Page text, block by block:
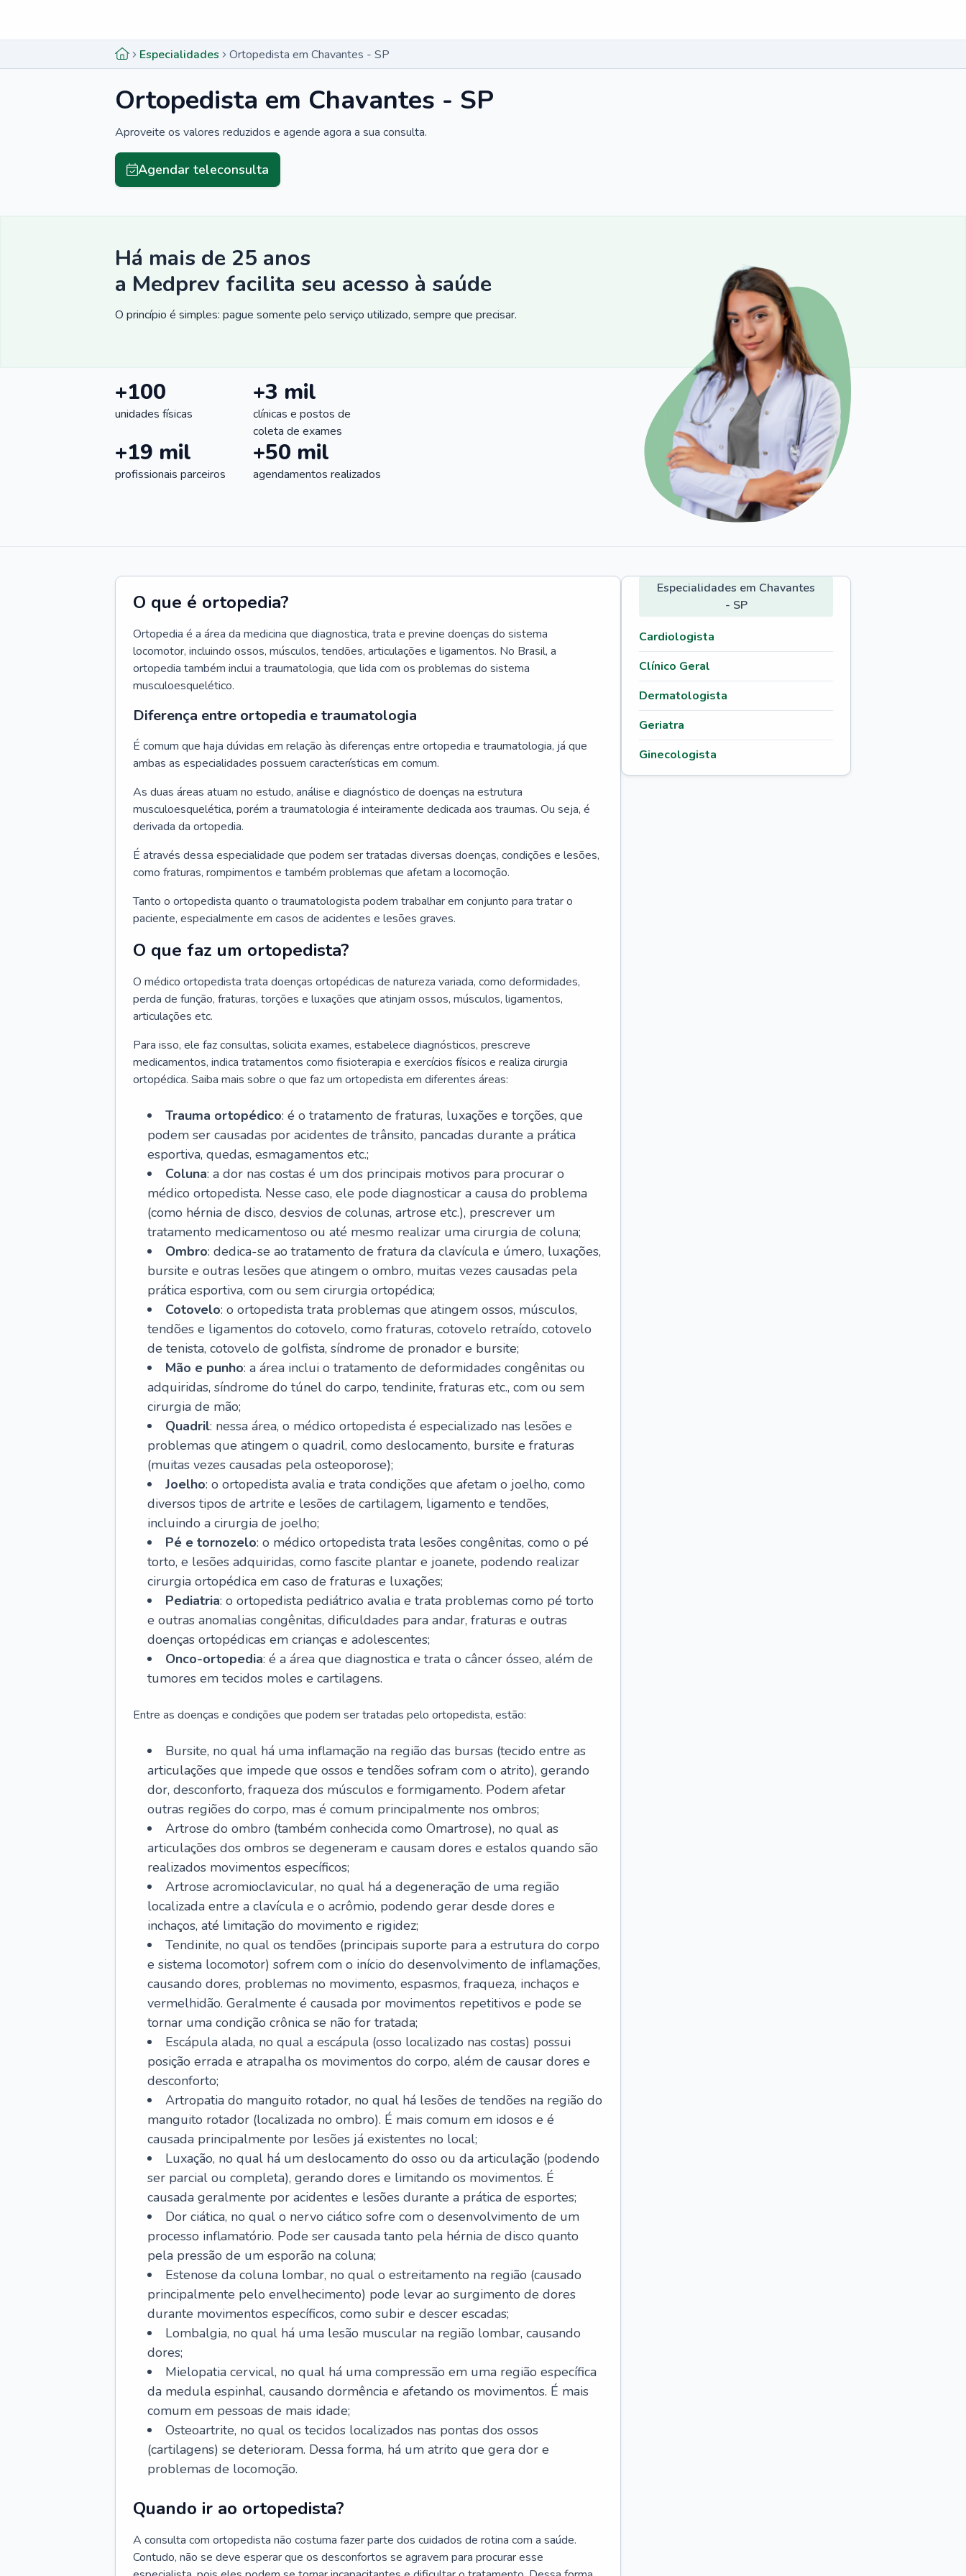
Especialidades Ortopedista em Chavantes - SP
Ortopedista em Chavantes - SP
Aproveite os valores reduzidos e agende agora a sua consulta.
Agendar teleconsulta
Há mais de 25 anos
a Medprev facilita seu acesso à saúde
O princípio é simples: pague somente pelo serviço utilizado, sempre que precisar.
+100
unidades físicas
+3 mil
clínicas e postos de
coleta de exames
+19 mil
profissionais parceiros
+50 mil
agendamentos realizados
O que é ortopedia?
Ortopedia é a área da medicina que diagnostica, trata e previne doenças do sistema
locomotor, incluindo ossos, músculos, tendões, articulações e ligamentos. No Brasil, a
ortopedia também inclui a traumatologia, que lida com os problemas do sistema
musculoesquelético.
Diferença entre ortopedia e traumatologia
É comum que haja dúvidas em relação às diferenças entre ortopedia e traumatologia, já que
ambas as especialidades possuem características em comum.
As duas áreas atuam no estudo, análise e diagnóstico de doenças na estrutura
musculoesquelética, porém a traumatologia é inteiramente dedicada aos traumas. Ou seja, é
derivada da ortopedia.
É através dessa especialidade que podem ser tratadas diversas doenças, condições e lesões,
como fraturas, rompimentos e também problemas que afetam a locomoção.
Tanto o ortopedista quanto o traumatologista podem trabalhar em conjunto para tratar o
paciente, especialmente em casos de acidentes e lesões graves.
O que faz um ortopedista?
O médico ortopedista trata doenças ortopédicas de natureza variada, como deformidades,
perda de função, fraturas, torções e luxações que atinjam ossos, músculos, ligamentos,
articulações etc.
Para isso, ele faz consultas, solicita exames, estabelece diagnósticos, prescreve
medicamentos, indica tratamentos como fisioterapia e exercícios físicos e realiza cirurgia
ortopédica. Saiba mais sobre o que faz um ortopedista em diferentes áreas:
Trauma ortopédico: é o tratamento de fraturas, luxações e torções, que
podem ser causadas por acidentes de trânsito, pancadas durante a prática
esportiva, quedas, esmagamentos etc.;
Coluna: a dor nas costas é um dos principais motivos para procurar o
médico ortopedista. Nesse caso, ele pode diagnosticar a causa do problema
(como hérnia de disco, desvios de colunas, artrose etc.), prescrever um
tratamento medicamentoso ou até mesmo realizar uma cirurgia de coluna;
Ombro: dedica-se ao tratamento de fratura da clavícula e úmero, luxações,
bursite e outras lesões que atingem o ombro, muitas vezes causadas pela
prática esportiva, com ou sem cirurgia ortopédica;
Cotovelo: o ortopedista trata problemas que atingem ossos, músculos,
tendões e ligamentos do cotovelo, como fraturas, cotovelo retraído, cotovelo
de tenista, cotovelo de golfista, síndrome de pronador e bursite;
Mão e punho: a área inclui o tratamento de deformidades congênitas ou
adquiridas, síndrome do túnel do carpo, tendinite, fraturas etc., com ou sem
cirurgia de mão;
Quadril: nessa área, o médico ortopedista é especializado nas lesões e
problemas que atingem o quadril, como deslocamento, bursite e fraturas
(muitas vezes causadas pela osteoporose);
Joelho: o ortopedista avalia e trata condições que afetam o joelho, como
diversos tipos de artrite e lesões de cartilagem, ligamento e tendões,
incluindo a cirurgia de joelho;
Pé e tornozelo: o médico ortopedista trata lesões congênitas, como o pé
torto, e lesões adquiridas, como fascite plantar e joanete, podendo realizar
cirurgia ortopédica em caso de fraturas e luxações;
Pediatria: o ortopedista pediátrico avalia e trata problemas como pé torto
e outras anomalias congênitas, dificuldades para andar, fraturas e outras
doenças ortopédicas em crianças e adolescentes;
Onco-ortopedia: é a área que diagnostica e trata o câncer ósseo, além de
tumores em tecidos moles e cartilagens.
Entre as doenças e condições que podem ser tratadas pelo ortopedista, estão:
Bursite, no qual há uma inflamação na região das bursas (tecido entre as
articulações que impede que ossos e tendões sofram com o atrito), gerando
dor, desconforto, fraqueza dos músculos e formigamento. Podem afetar
outras regiões do corpo, mas é comum principalmente nos ombros;
Artrose do ombro (também conhecida como Omartrose), no qual as
articulações dos ombros se degeneram e causam dores e estalos quando são
realizados movimentos específicos;
Artrose acromioclavicular, no qual há a degeneração de uma região
localizada entre a clavícula e o acrômio, podendo gerar desde dores e
inchaços, até limitação do movimento e rigidez;
Tendinite, no qual os tendões (principais suporte para a estrutura do corpo
e sistema locomotor) sofrem com o início do desenvolvimento de inflamações,
causando dores, problemas no movimento, espasmos, fraqueza, inchaços e
vermelhidão. Geralmente é causada por movimentos repetitivos e pode se
tornar uma condição crônica se não for tratada;
Escápula alada, no qual a escápula (osso localizado nas costas) possui
posição errada e atrapalha os movimentos do corpo, além de causar dores e
desconforto;
Artropatia do manguito rotador, no qual há lesões de tendões na região do
manguito rotador (localizada no ombro). É mais comum em idosos e é
causada principalmente por lesões já existentes no local;
Luxação, no qual há um deslocamento do osso ou da articulação (podendo
ser parcial ou completa), gerando dores e limitando os movimentos. É
causada geralmente por acidentes e lesões durante a prática de esportes;
Dor ciática, no qual o nervo ciático sofre com o desenvolvimento de um
processo inflamatório. Pode ser causada tanto pela hérnia de disco quanto
pela pressão de um esporão na coluna;
Estenose da coluna lombar, no qual o estreitamento na região (causado
principalmente pelo envelhecimento) pode levar ao surgimento de dores
durante movimentos específicos, como subir e descer escadas;
Lombalgia, no qual há uma lesão muscular na região lombar, causando
dores;
Mielopatia cervical, no qual há uma compressão em uma região específica
da medula espinhal, causando dormência e afetando os movimentos. É mais
comum em pessoas de mais idade;
Osteoartrite, no qual os tecidos localizados nas pontas dos ossos
(cartilagens) se deterioram. Dessa forma, há um atrito que gera dor e
problemas de locomoção.
Quando ir ao ortopedista?
A consulta com ortopedista não costuma fazer parte dos cuidados de rotina com a saúde.
Contudo, não se deve esperar que os desconfortos se agravem para procurar esse
Especialidades em Chavantes
- SP
Cardiologista
Clínico Geral
Dermatologista
Geriatra
Ginecologista